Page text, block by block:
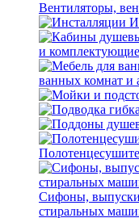
Вентиляторы,
и комплектующие
ванных комнат и
Сифоны,
стиральных